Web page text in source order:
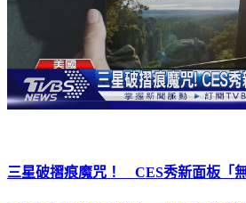
三星破摺痕魔咒！ CES秀新面板「